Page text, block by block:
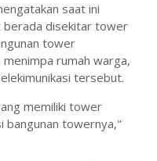
saat ini
berada disekitar tower
tower
rumah warga,
tersebut.
memiliki tower
bangunan towernya,"